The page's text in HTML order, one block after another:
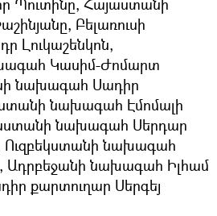
Բելառուսի
Լուկաշենկոն,
Կասիմ-Ժոմարտ
նախագահ Սադիր
նախագահ Էմոմալի
նախագահ Սերդար
Ուզբեկստանի նախագահ
Ադրբեջանի նախագահ Իլհամ
քարտուղար Սերգեյ